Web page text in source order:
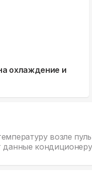
охлаждение и
возле
данные